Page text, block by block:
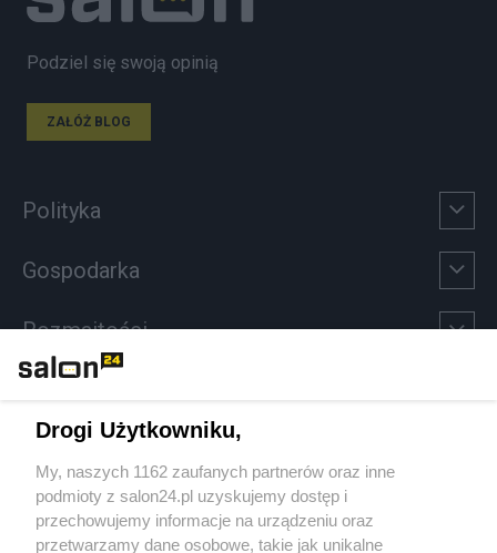
Podziel się swoją opinią
ZAŁÓŻ BLOG
Polityka
Gospodarka
Rozmaitości
Sport
Społeczeństwo
Drogi Użytkowniku,
My, naszych 1162 zaufanych partnerów oraz inne
podmioty z salon24.pl uzyskujemy dostęp i
przechowujemy informacje na urządzeniu oraz
przetwarzamy dane osobowe, takie jak unikalne